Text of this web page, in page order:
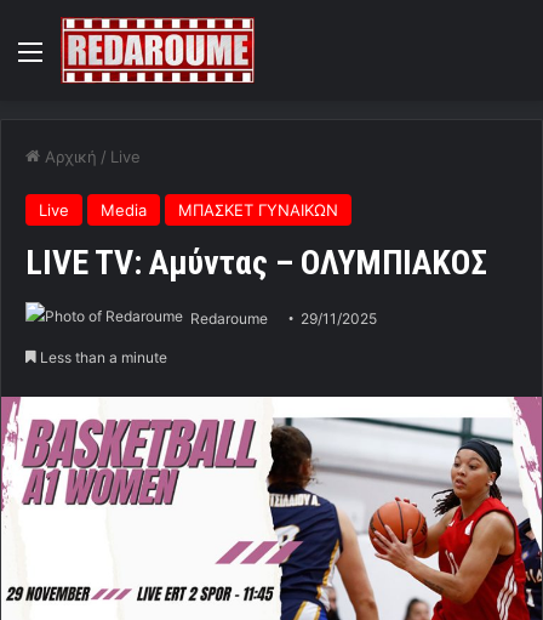
Menu
Αρχική / Live
Live Media ΜΠΑΣΚΕΤ ΓΥΝΑΙΚΩΝ
LIVE TV: Αμύντας – ΟΛΥΜΠΙΑΚΟΣ
Redaroume 29/11/2025
Less than a minute